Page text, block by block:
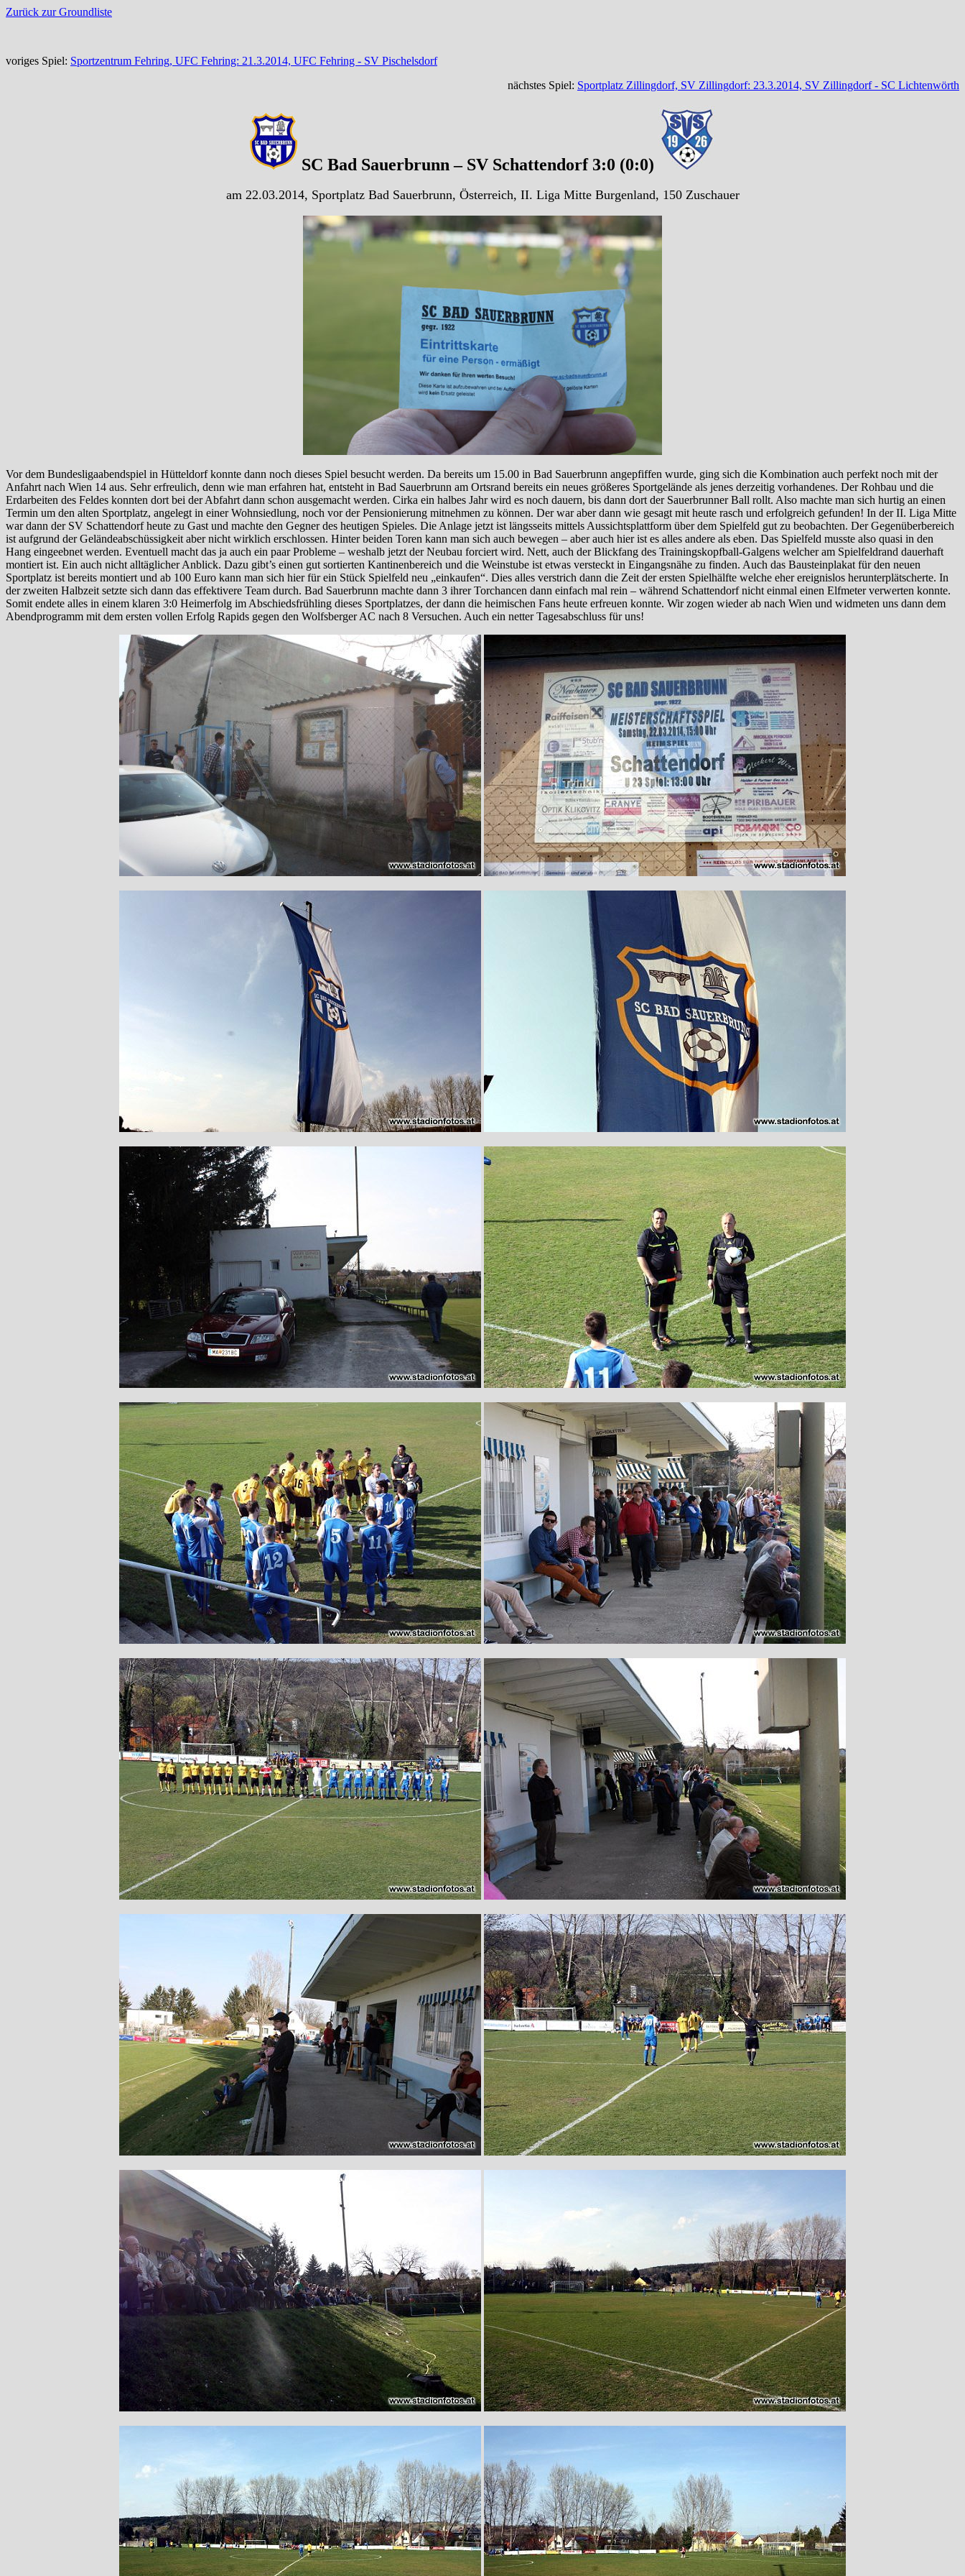
Zurück zur Groundliste
voriges Spiel: Sportzentrum Fehring, UFC Fehring: 21.3.2014, UFC Fehring - SV Pischelsdorf
nächstes Spiel: Sportplatz Zillingdorf, SV Zillingdorf: 23.3.2014, SV Zillingdorf - SC Lichtenwörth
SC Bad Sauerbrunn – SV Schattendorf 3:0 (0:0)
am 22.03.2014, Sportplatz Bad Sauerbrunn, Österreich, II. Liga Mitte Burgenland, 150 Zuschauer
Vor dem Bundesligaabendspiel in Hütteldorf konnte dann noch dieses Spiel besucht werden. Da bereits um 15.00 in Bad Sauerbrunn angepfiffen wurde, ging sich die Kombination auch perfekt noch mit der
Anfahrt nach Wien 14 aus. Sehr erfreulich, denn wie man erfahren hat, entsteht in Bad Sauerbrunn am Ortsrand bereits ein neues größeres Sportgelände als jenes derzeitig vorhandenes. Der Rohbau und die
Erdarbeiten des Feldes konnten dort bei der Abfahrt dann schon ausgemacht werden. Cirka ein halbes Jahr wird es noch dauern, bis dann dort der Sauerbrunner Ball rollt. Also machte man sich hurtig an einen
Termin um den alten Sportplatz, angelegt in einer Wohnsiedlung, noch vor der Pensionierung mitnehmen zu können. Der war aber dann wie gesagt mit heute rasch und erfolgreich gefunden! In der II. Liga Mitte
war dann der SV Schattendorf heute zu Gast und machte den Gegner des heutigen Spieles. Die Anlage jetzt ist längsseits mittels Aussichtsplattform über dem Spielfeld gut zu beobachten. Der Gegenüberbereich
ist aufgrund der Geländeabschüssigkeit aber nicht wirklich erschlossen. Hinter beiden Toren kann man sich auch bewegen – aber auch hier ist es alles andere als eben. Das Spielfeld musste also quasi in den
Hang eingeebnet werden. Eventuell macht das ja auch ein paar Probleme – weshalb jetzt der Neubau forciert wird. Nett, auch der Blickfang des Trainingskopfball-Galgens welcher am Spielfeldrand dauerhaft
montiert ist. Ein auch nicht alltäglicher Anblick. Dazu gibt’s einen gut sortierten Kantinenbereich und die Weinstube ist etwas versteckt in Eingangsnähe zu finden. Auch das Bausteinplakat für den neuen
Sportplatz ist bereits montiert und ab 100 Euro kann man sich hier für ein Stück Spielfeld neu „einkaufen“. Dies alles verstrich dann die Zeit der ersten Spielhälfte welche eher ereignislos herunterplätscherte. In
der zweiten Halbzeit setzte sich dann das effektivere Team durch. Bad Sauerbrunn machte dann 3 ihrer Torchancen dann einfach mal rein – während Schattendorf nicht einmal einen Elfmeter verwerten konnte.
Somit endete alles in einem klaren 3:0 Heimerfolg im Abschiedsfrühling dieses Sportplatzes, der dann die heimischen Fans heute erfreuen konnte. Wir zogen wieder ab nach Wien und widmeten uns dann dem
Abendprogramm mit dem ersten vollen Erfolg Rapids gegen den Wolfsberger AC nach 8 Versuchen. Auch ein netter Tagesabschluss für uns!